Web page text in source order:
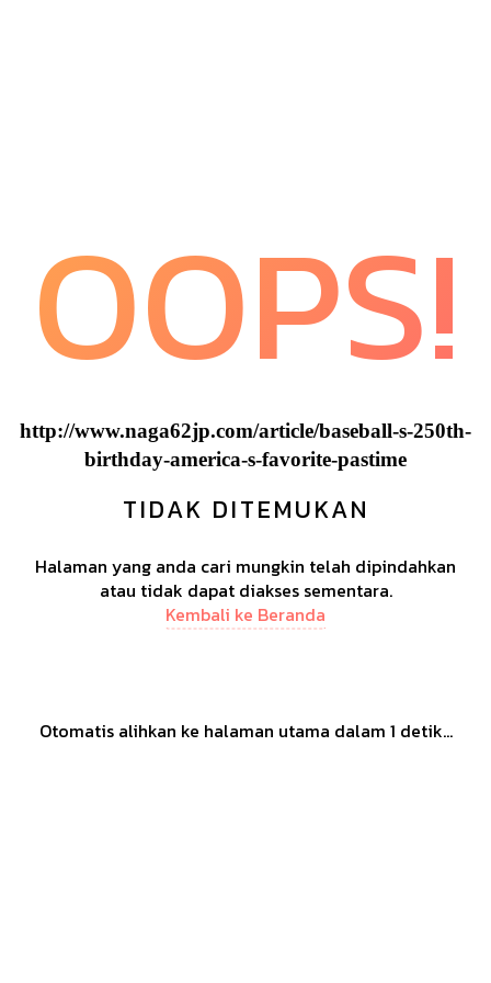
OOPS!
http://www.naga62jp.com/article/baseball-s-250th-
birthday-america-s-favorite-pastime
TIDAK DITEMUKAN
Halaman yang anda cari mungkin telah dipindahkan
atau tidak dapat diakses sementara.
Kembali ke Beranda
Otomatis alihkan ke halaman utama dalam 1 detik...